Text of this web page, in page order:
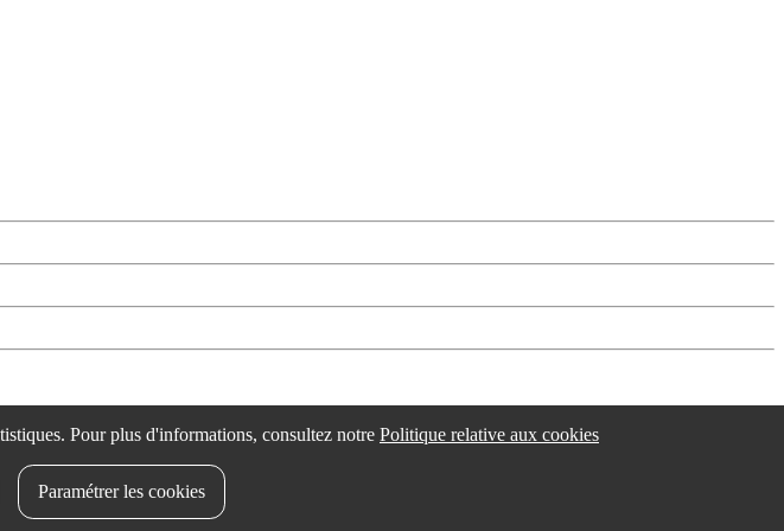
politika/Cookie politika/Babesle eta laguntzaileak/Changer les paramétres des cookies
Pour plus d'informations, consultez notre Politique relative aux cookies
Paramétrer les cookies